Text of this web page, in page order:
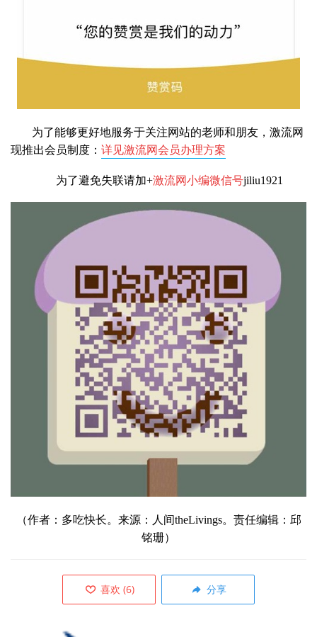
为了能够更好地服务于关注网站的老师和朋友，激流网
现推出会员制度： 详见激流网会员办理方案
为了避免失联请加+激流网小编微信号jiliu1921
（作者：多吃快长。来源：人间theLivings。责任编辑：邱
铭珊）
喜欢 (6) 分享